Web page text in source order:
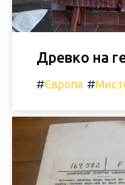
Древко на
#Європа #